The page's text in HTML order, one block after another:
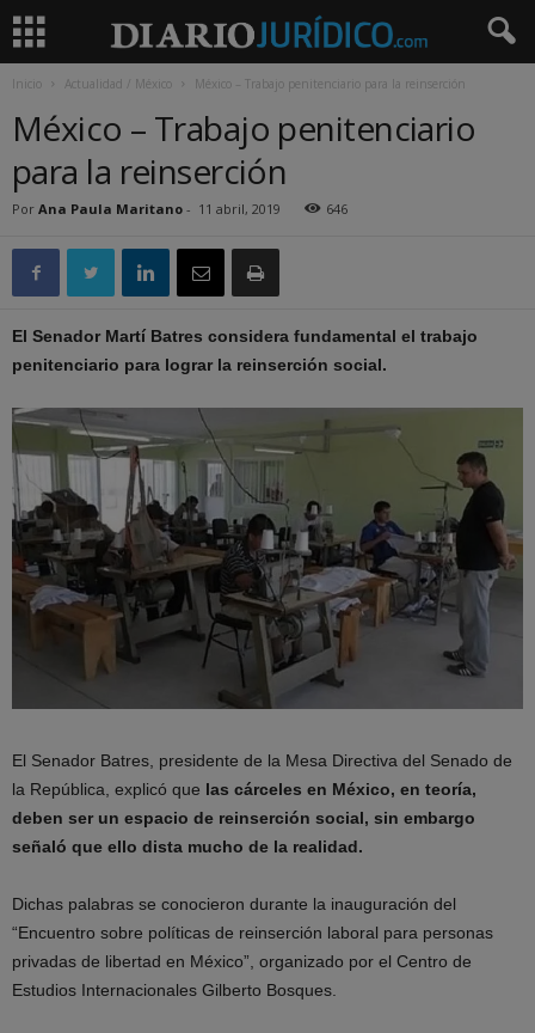
Inicio Actualidad / México México – Trabajo penitenciario para la reinserción
México – Trabajo penitenciario
para la reinserción
Por Ana Paula Maritano - 11 abril, 2019 646
El Senador Martí Batres considera fundamental el trabajo
penitenciario para lograr la reinserción social.
El Senador Batres, presidente de la Mesa Directiva del Senado de
la República, explicó que las cárceles en México, en teoría,
deben ser un espacio de reinserción social, sin embargo
señaló que ello dista mucho de la realidad.
Dichas palabras se conocieron durante la inauguración del
“Encuentro sobre políticas de reinserción laboral para personas
privadas de libertad en México”, organizado por el Centro de
Estudios Internacionales Gilberto Bosques.